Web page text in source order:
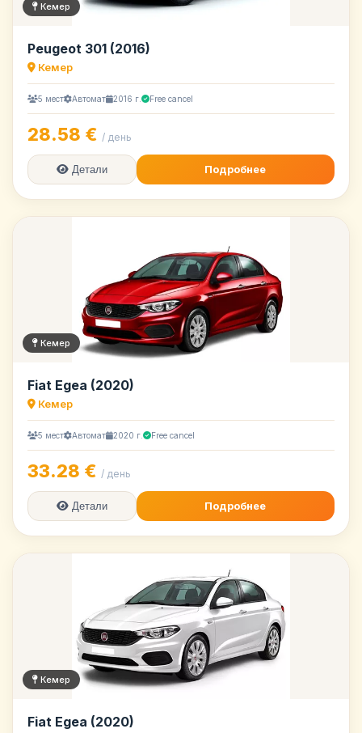
Кемер
Peugeot 301 (2016)
Кемер
5 мест Автомат 2016 г. Free cancel
28.58 € / день
Детали Подробнее
Кемер
Fiat Egea (2020)
Кемер
5 мест Автомат 2020 г. Free cancel
33.28 € / день
Детали Подробнее
Кемер
Fiat Egea (2020)